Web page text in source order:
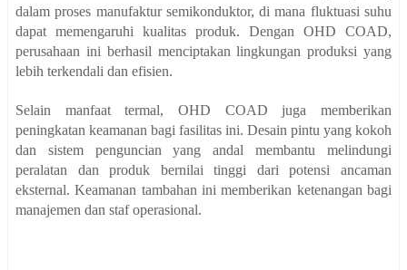
dalam proses manufaktur semikonduktor, di mana fluktuasi suhu
dapat memengaruhi kualitas produk. Dengan OHD COAD,
perusahaan ini berhasil menciptakan lingkungan produksi yang
lebih terkendali dan efisien.
Selain manfaat termal, OHD COAD juga memberikan
peningkatan keamanan bagi fasilitas ini. Desain pintu yang kokoh
dan sistem penguncian yang andal membantu melindungi
peralatan dan produk bernilai tinggi dari potensi ancaman
eksternal. Keamanan tambahan ini memberikan ketenangan bagi
manajemen dan staf operasional.